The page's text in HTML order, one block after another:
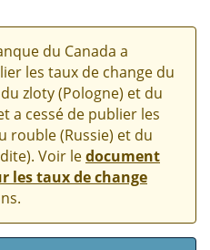
du Canada a
les taux de change du
zloty (Pologne) et du
a cessé de publier les
rouble (Russie) et du
Voir ledocument
les taux de change